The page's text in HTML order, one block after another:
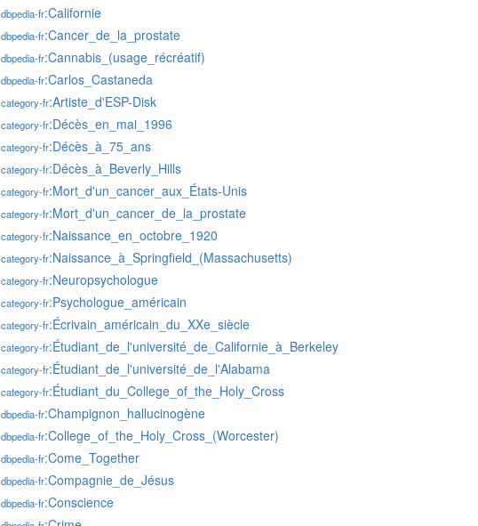
dbpedia-fr:Californie
dbpedia-fr:Cancer_de_la_prostate
dbpedia-fr:Cannabis_(usage_récréatif)
dbpedia-fr:Carlos_Castaneda
category-fr:Artiste_d'ESP-Disk
category-fr:Décès_en_mai_1996
category-fr:Décès_à_75_ans
category-fr:Décès_à_Beverly_Hills
category-fr:Mort_d'un_cancer_aux_États-Unis
category-fr:Mort_d'un_cancer_de_la_prostate
category-fr:Naissance_en_octobre_1920
category-fr:Naissance_à_Springfield_(Massachusetts)
category-fr:Neuropsychologue
category-fr:Psychologue_américain
category-fr:Écrivain_américain_du_XXe_siècle
category-fr:Étudiant_de_l'université_de_Californie_à_Berkeley
category-fr:Étudiant_de_l'université_de_l'Alabama
category-fr:Étudiant_du_College_of_the_Holy_Cross
dbpedia-fr:Champignon_hallucinogène
dbpedia-fr:College_of_the_Holy_Cross_(Worcester)
dbpedia-fr:Come_Together
dbpedia-fr:Compagnie_de_Jésus
dbpedia-fr:Conscience